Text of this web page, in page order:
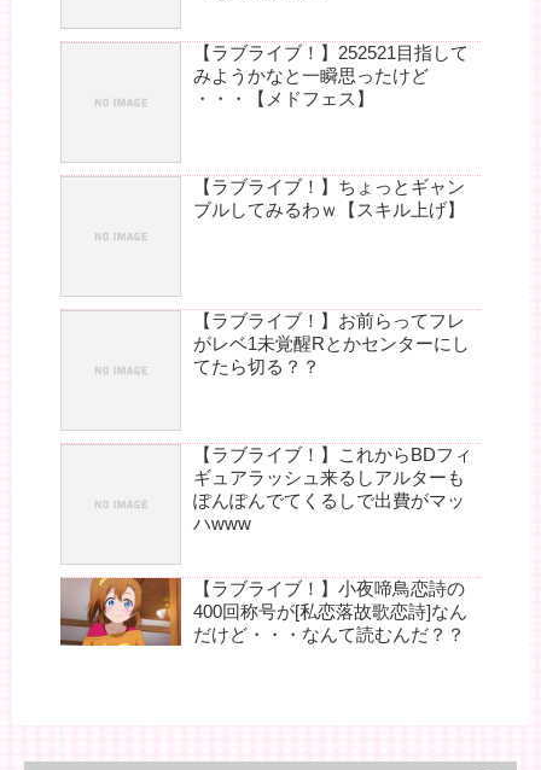
【ラブライブ！】252521目指して
みようかなと一瞬思ったけど
・・・【メドフェス】
【ラブライブ！】ちょっとギャン
ブルしてみるわｗ【スキル上げ】
【ラブライブ！】お前らってフレ
がレベ1未覚醒Rとかセンターにし
てたら切る？？
【ラブライブ！】これからBDフィ
ギュアラッシュ来るしアルターも
ぽんぽんでてくるしで出費がマッ
ハwww
【ラブライブ！】小夜啼鳥恋詩の
400回称号が[私恋落故歌恋詩]なん
だけど・・・なんて読むんだ？？